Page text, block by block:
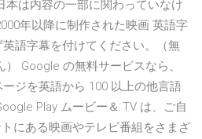
本は内容の一部に関わっていなけ
年以降に制作された映画 英語字
語字幕を付けてください。（無
Google の無料サービスなら、
ジを英語から 100 以上の他言語
Play ムービー＆ TV は、ご自
にある映画やテレビ番組をさまざ